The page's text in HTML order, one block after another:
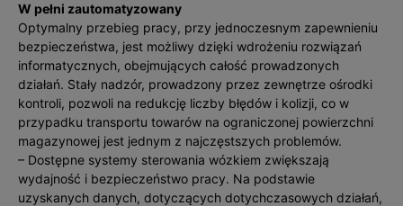
W pełni zautomatyzowany
Optymalny przebieg pracy, przy jednoczesnym zapewnieniu
bezpieczeństwa, jest możliwy dzięki wdrożeniu rozwiązań
informatycznych, obejmujących całość prowadzonych
działań. Stały nadzór, prowadzony przez zewnętrze ośrodki
kontroli, pozwoli na redukcję liczby błędów i kolizji, co w
przypadku transportu towarów na ograniczonej powierzchni
magazynowej jest jednym z najczęstszych problemów.
– Dostępne systemy sterowania wózkiem zwiększają
wydajność i bezpieczeństwo pracy. Na podstawie
uzyskanych danych, dotyczących dotychczasowych działań,